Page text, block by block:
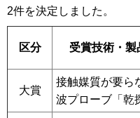
2件を決定しました。
区分 受賞技術・製
大賞
接触媒質が要ら
波プローブ「乾